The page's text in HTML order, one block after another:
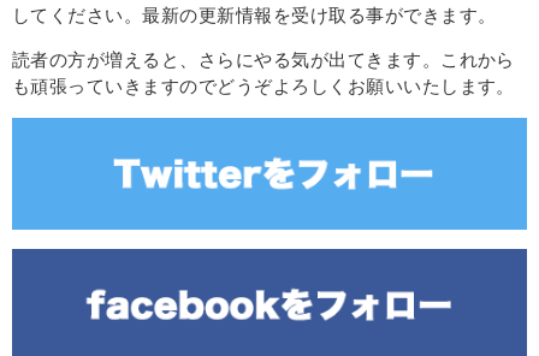
してください。最新の更新情報を受け取る事ができます。
読者の方が増えると、さらにやる気が出てきます。これから
も頑張っていきますのでどうぞよろしくお願いいたします。